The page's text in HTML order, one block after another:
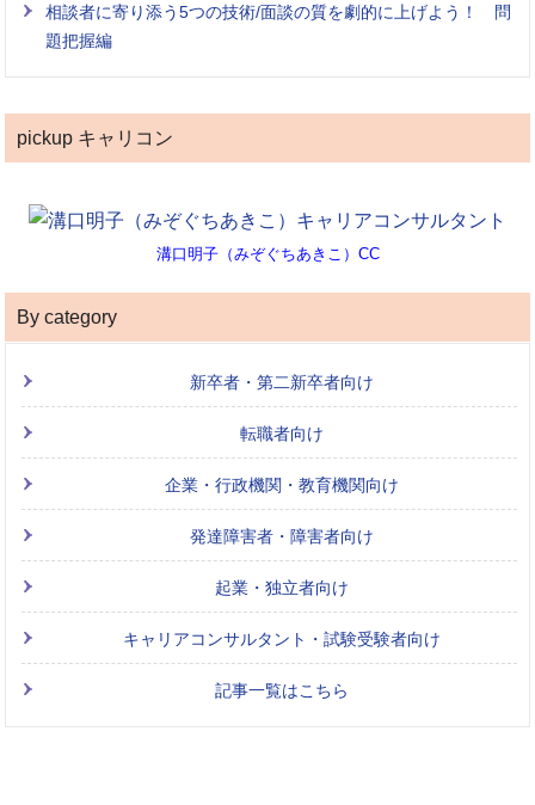
相談者に寄り添う5つの技術/面談の質を劇的に上げよう！ 問
題把握編
pickup キャリコン
溝口明子（みぞぐちあきこ）CC
By category
新卒者・第二新卒者向け
転職者向け
企業・行政機関・教育機関向け
発達障害者・障害者向け
起業・独立者向け
キャリアコンサルタント・試験受験者向け
記事一覧はこちら